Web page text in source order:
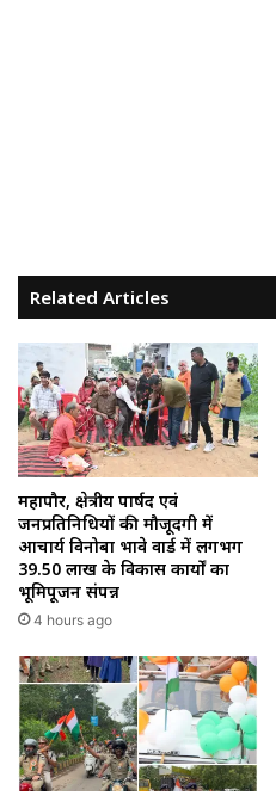
Related Articles
महापौर, क्षेत्रीय पार्षद एवं
जनप्रतिनिधियों की मौजूदगी में
आचार्य विनोबा भावे वार्ड में लगभग
39.50 लाख के विकास कार्यों का
भूमिपूजन संपन्न
4 hours ago